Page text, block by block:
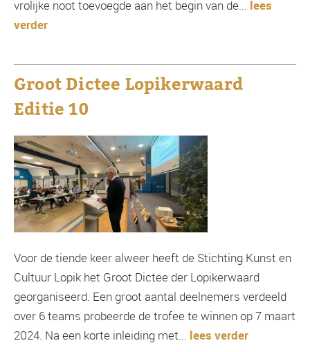
vrolijke noot toevoegde aan het begin van de... lees
verder
Groot Dictee Lopikerwaard
Editie 10
Voor de tiende keer alweer heeft de Stichting Kunst en
Cultuur Lopik het Groot Dictee der Lopikerwaard
georganiseerd. Een groot aantal deelnemers verdeeld
over 6 teams probeerde de trofee te winnen op 7 maart
2024. Na een korte inleiding met... lees verder